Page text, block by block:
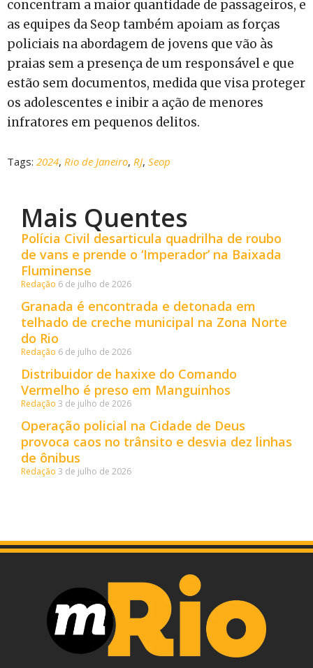
concentram a maior quantidade de passageiros, e
as equipes da Seop também apoiam as forças
policiais na abordagem de jovens que vão às
praias sem a presença de um responsável e que
estão sem documentos, medida que visa proteger
os adolescentes e inibir a ação de menores
infratores em pequenos delitos.
Tags: 2024, Rio de Janeiro, RJ, Seop
Mais Quentes
Polícia Civil desarticula quadrilha de roubo
de vans e prende o ‘Imperador’ na Baixada
Fluminense
Redação 6 de julho de 2026
Granada é encontrada e detonada em
telhado de creche municipal na Zona Norte
do Rio
Redação 6 de julho de 2026
Distribuidor de haxixe do Comando
Vermelho é preso em Manguinhos
Redação 3 de julho de 2026
Operação policial na Cidade de Deus
provoca caos no trânsito e desvia dez linhas
de ônibus
Redação 3 de julho de 2026